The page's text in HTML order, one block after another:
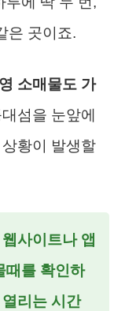
은 곳이죠.
소매물도 가
섬을 눈앞에
황이 발생할
사이트나 앱
때를 확인하
리는 시간